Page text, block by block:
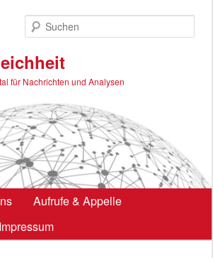
für Nachrichten und Analysen
Aufrufe & Appelle
Impressum